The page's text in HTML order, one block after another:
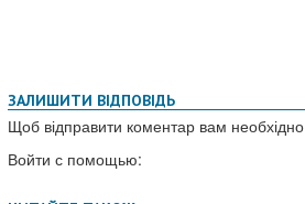
ЗАЛИШИТИ ВІДПОВІДЬ
Щоб відправити коментар вам необхідно
Войти с помощью: